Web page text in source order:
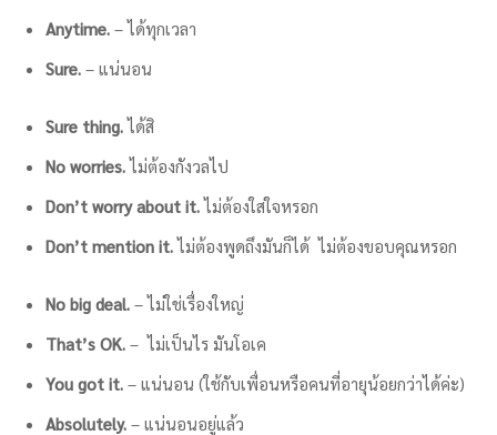
Anytime. – ได้ทุกเวลา
Sure. – แน่นอน
Sure thing.ได้สิ
No worries.ไม่ต้องกังวลไป
Don’t worry about it.ไม่ต้องใส่ใจหรอก
Don’t mention it.ไม่ต้องพูดถึงมันก็ได้ ไม่ต้องขอบคุณหรอก
No big deal. – ไม่ใช่เรื่องใหญ่
That’s OK. – ไม่เป็นไร มันโอเค
You got it. – แน่นอน (ใช้กับเพื่อนหรือคนที่อายุน้อยกว่าได้ค่ะ)
Absolutely. – แน่นอนอยู่แล้ว